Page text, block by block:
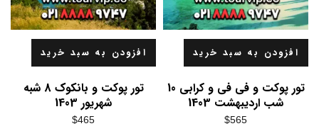
افزودن به سبد خرید
تور پوکت و فی فی و کرابی 10
شب اردیبهشت 1403
$565
افزودن به سبد خرید
تور پوکت و بانکوک 8 شبه
شهریور 1403
$465